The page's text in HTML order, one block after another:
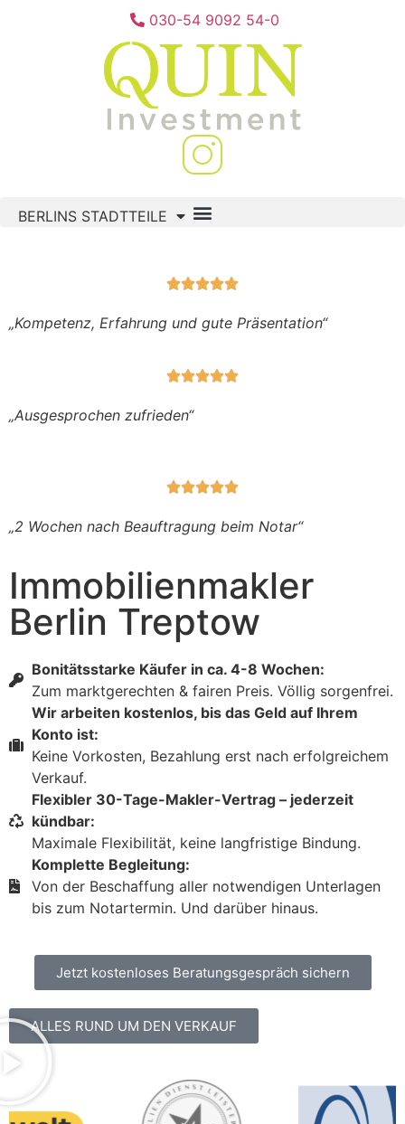
030-54 9092 54-0
BERLINS STADTTEILE

„Kompetenz, Erfahrung und gute Präsentation“

„Ausgesprochen zufrieden“

„2 Wochen nach Beauftragung beim Notar“
Immobilienmakler
Berlin Treptow
Bonitätsstarke Käufer in ca. 4-8 Wochen:
Zum marktgerechten & fairen Preis. Völlig sorgenfrei.
Wir arbeiten kostenlos, bis das Geld auf Ihrem
Konto ist:
Keine Vorkosten, Bezahlung erst nach erfolgreichem
Verkauf.
Flexibler 30-Tage-Makler-Vertrag – jederzeit
kündbar:
Maximale Flexibilität, keine langfristige Bindung.
Komplette Begleitung:
Von der Beschaffung aller notwendigen Unterlagen
bis zum Notartermin. Und darüber hinaus.
Jetzt kostenloses Beratungsgespräch sichern
ALLES RUND UM DEN VERKAUF